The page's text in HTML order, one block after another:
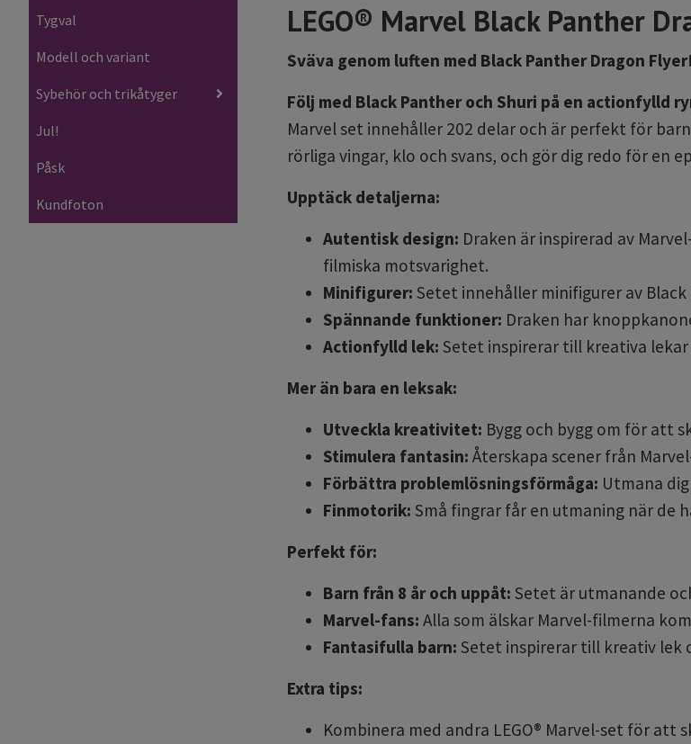
Tygval
Modell och variant
Sybehör och trikåtyger
Jul!
Påsk
Kundfoton
LEGO® Marvel Black Panther
Sväva genom luften med Black Panther Dragon Flyer!
Följ med Black Panther och Shuri på en actionfylld
Marvel set innehåller 202 delar och är perfekt för
rörliga vingar, klo och svans, och gör dig redo för en
Upptäck detaljerna:
Autentisk design: Draken är inspirerad av
filmiska motsvarighet.
Minifigurer: Setet innehåller minifigurer av Black
Spännande funktioner: Draken har
Actionfylld lek: Setet inspirerar till kreativa
Mer än bara en leksak:
Utveckla kreativitet: Bygg och bygg om för att
Stimulera fantasin: Återskapa scener från
Förbättra problemlösningsförmåga: Utmana
Finmotorik: Små fingrar får en utmaning när de
Perfekt för:
Barn från 8 år och uppåt: Setet är utmanande
Marvel-fans: Alla som älskar Marvel-filmerna
Fantasifulla barn: Setet inspirerar till kreativ lek
Extra tips:
Kombinera med andra LEGO® Marvel-set för att